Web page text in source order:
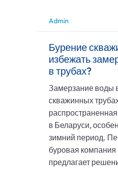
Admin
Бурение
избежать
в трубах?
Замерзание воды
скважинных
в Беларуси,
зимний период.
буровая компания
предлагает